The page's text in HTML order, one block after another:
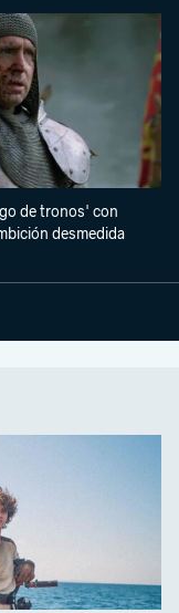
de tronos' con
desmedida